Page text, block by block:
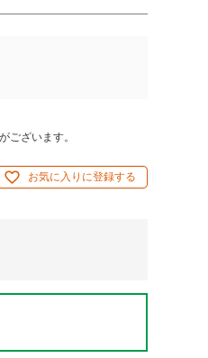
ございます。
お気に入りに登録する